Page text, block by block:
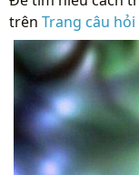
trên Trang câu